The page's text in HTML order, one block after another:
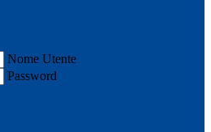
Nome Utente
Password